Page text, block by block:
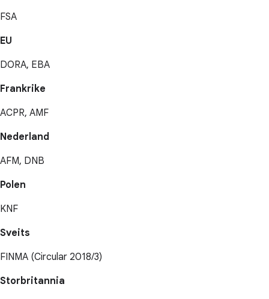
FSA
EU
DORA, EBA
Frankrike
ACPR, AMF
Nederland
AFM, DNB
Polen
KNF
Sveits
FINMA (Circular 2018/3)
Storbritannia